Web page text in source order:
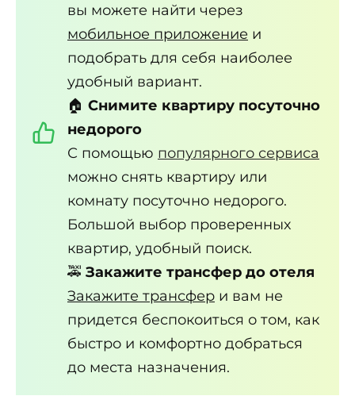
вы можете найти через
мобильное приложение и
подобрать для себя наиболее
удобный вариант.
🏠 Снимите квартиру посуточно
недорого
С помощью популярного сервиса
можно снять квартиру или
комнату посуточно недорого.
Большой выбор проверенных
квартир, удобный поиск.
🚕 Закажите трансфер до отеля
Закажите трансфер и вам не
придется беспокоиться о том, как
быстро и комфортно добраться
до места назначения.